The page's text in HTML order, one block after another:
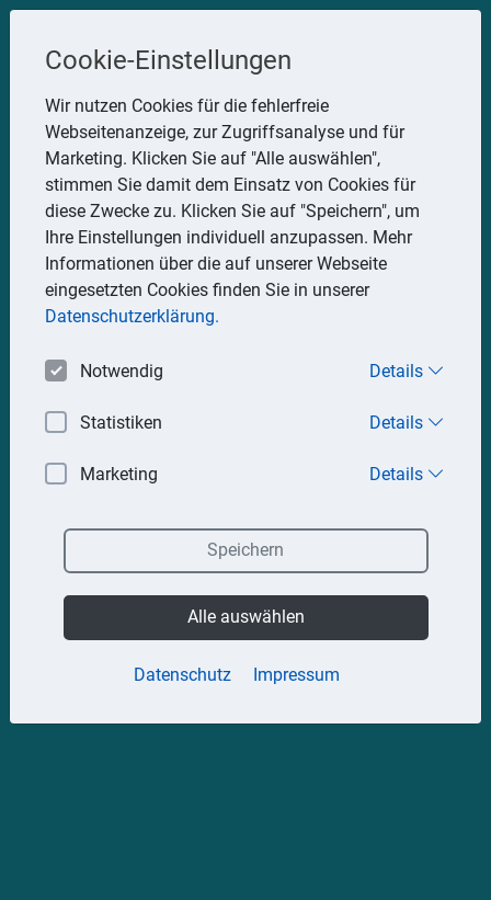
Steuerberater
Uwe Glauner
Erlachstraße 28, 75217 Birkenfeld
Telefon: 07082 7935533
Mobil: 0151 15330111
E-Mail:stbglauner@t-online.de
Impressum Datenschutz
Cookie-Einstellungen
Wir nutzen Cookies für die fehlerfreie
Webseitenanzeige, zur Zugriffsanalyse und für
Marketing. Klicken Sie auf "Alle auswählen",
stimmen Sie damit dem Einsatz von Cookies für
diese Zwecke zu. Klicken Sie auf "Speichern", um
Ihre Einstellungen individuell anzupassen. Mehr
Informationen über die auf unserer Webseite
eingesetzten Cookies finden Sie in unserer
Datenschutzerklärung.
Notwendig Details
Statistiken Details
Marketing Details
Datenschutz Impressum
Speichern
Alle auswählen